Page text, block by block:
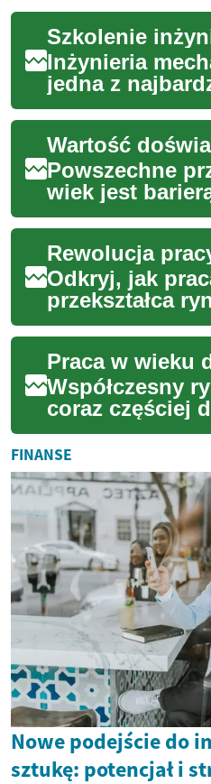
Inżynieria
jedna z
inżynierii.
projektow...
Powszechne
wiek jest
zawodowym,
ustępuje
bogactwa...
Odkryj, jak
przekształca
zatrudnienia,
innowacyjne
rozwoju
Współczesny
coraz częściej
wartość, jaką
w wieku
postrzegać
FINANSE
Nowe podejście do
sztukę: potencjał i